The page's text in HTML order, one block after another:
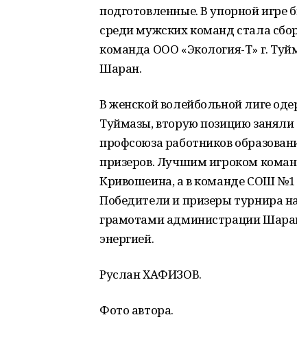
подготовленные. В упорной
среди мужских команд стала
команда ООО «Экология-Т» г.
Шаран.
В женской волейбольной лиге
Туймазы, вторую позицию
профсоюза работников
призеров. Лучшим игроком
Кривошеина, а в команде СОШ
Победители и призеры турнира
грамотами администрации
энергией.
Руслан ХАФИЗОВ.
Фото автора.